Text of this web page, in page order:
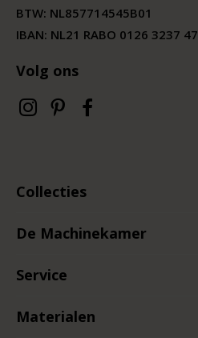
BTW: NL857714545B01
IBAN: NL21 RABO 0126 3237 47
Volg ons
Collecties
De Machinekamer
Service
Materialen